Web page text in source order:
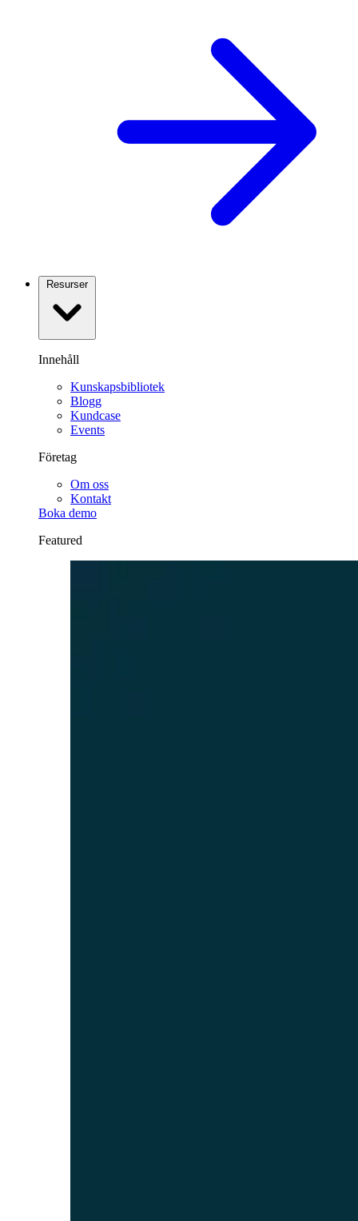
Resurser
Innehåll
Kunskapsbibliotek
Blogg
Kundcase
Events
Företag
Om oss
Kontakt
Boka demo
Featured